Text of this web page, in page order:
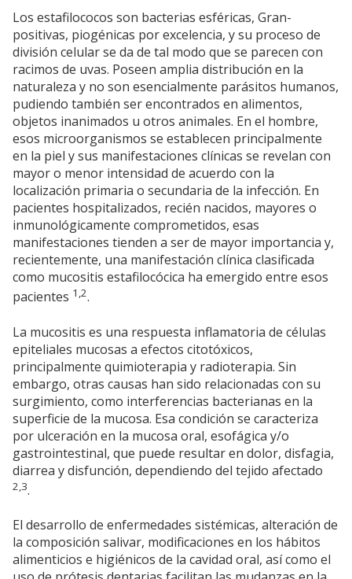
Los estafilococos son bacterias esféricas, Gran-
positivas, piogénicas por excelencia, y su proceso de
división celular se da de tal modo que se parecen con
racimos de uvas. Poseen amplia distribución en la
naturaleza y no son esencialmente parásitos humanos,
pudiendo también ser encontrados en alimentos,
objetos inanimados u otros animales. En el hombre,
esos microorganismos se establecen principalmente
en la piel y sus manifestaciones clínicas se revelan con
mayor o menor intensidad de acuerdo con la
localización primaria o secundaria de la infección. En
pacientes hospitalizados, recién nacidos, mayores o
inmunológicamente comprometidos, esas
manifestaciones tienden a ser de mayor importancia y,
recientemente, una manifestación clínica clasificada
como mucositis estafilocócica ha emergido entre esos
pacientes 1,2.
La mucositis es una respuesta inflamatoria de células
epiteliales mucosas a efectos citotóxicos,
principalmente quimioterapia y radioterapia. Sin
embargo, otras causas han sido relacionadas con su
surgimiento, como interferencias bacterianas en la
superficie de la mucosa. Esa condición se caracteriza
por ulceración en la mucosa oral, esofágica y/o
gastrointestinal, que puede resultar en dolor, disfagia,
diarrea y disfunción, dependiendo del tejido afectado
2,3.
El desarrollo de enfermedades sistémicas, alteración de
la composición salivar, modificaciones en los hábitos
alimenticios e higiénicos de la cavidad oral, así como el